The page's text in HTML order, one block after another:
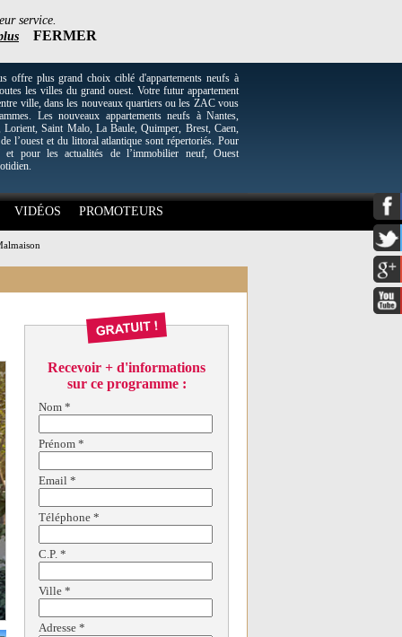
service.
FERMER
plus grand choix ciblé d'appartements neufs à
les villes du grand ouest. Votre futur appartement
ville, dans les nouveaux quartiers ou les ZAC vous
Les nouveaux appartements neufs à Nantes,
Lorient, Saint Malo, La Baule, Quimper, Brest, Caen,
l’ouest et du littoral atlantique sont répertoriés. Pour
et pour les actualités de l’immobilier neuf, Ouest
VIDÉOS PROMOTEURS
Recevoir + d'informations
sur ce programme :
Nom *
Prénom *
Email *
Téléphone *
C.P. *
Ville *
Adresse *